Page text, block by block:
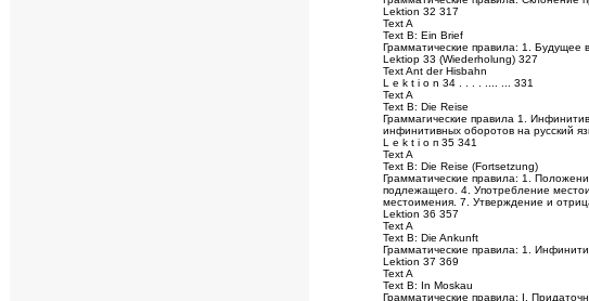
Lektion 32 317
Text A
Text В: Ein Brief
Грамматические правила: 1. Будущее
Lektiop 33 (Wiederholung) 327
Text Ant der Hisbahn
L e k t i о n 34 . . . . .... ... 331
Text A
Text B: Die Reise
Граммагические правила 1.
инфинитивных оборотов на русский
L e k t i о п 35 341
Text A
Text В: Die Reise (Fortsetzung)
Грамматические правила: 1.
подлежащего. 4. Употребление
местоимения. 7. Утверждение и
Lektion 36 357
Text A
Text В: Die Ankunft
Грамматические правила: 1.
Lektion 37 369
Text A
Text В: In Moskau
Грамматические правила: I.